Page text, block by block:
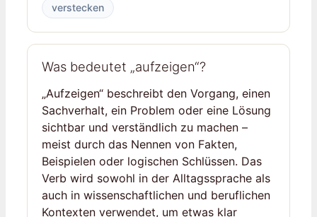
verstecken
Was bedeutet „aufzeigen“?
„Aufzeigen“ beschreibt den Vorgang, einen
Sachverhalt, ein Problem oder eine Lösung
sichtbar und verständlich zu machen –
meist durch das Nennen von Fakten,
Beispielen oder logischen Schlüssen. Das
Verb wird sowohl in der Alltagssprache als
auch in wissenschaftlichen und beruflichen
Kontexten verwendet, um etwas klar